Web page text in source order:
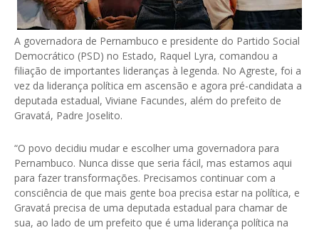
A governadora de Pernambuco e presidente do Partido Social
Democrático (PSD) no Estado, Raquel Lyra, comandou a
filiação de importantes lideranças à legenda. No Agreste, foi a
vez da liderança política em ascensão e agora pré-candidata a
deputada estadual, Viviane Facundes, além do prefeito de
Gravatá, Padre Joselito.
“O povo decidiu mudar e escolher uma governadora para
Pernambuco. Nunca disse que seria fácil, mas estamos aqui
para fazer transformações. Precisamos continuar com a
consciência de que mais gente boa precisa estar na política, e
Gravatá precisa de uma deputada estadual para chamar de
sua, ao lado de um prefeito que é uma liderança política na